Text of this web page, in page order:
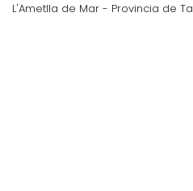
L'Ametlla de Mar - Provincia de